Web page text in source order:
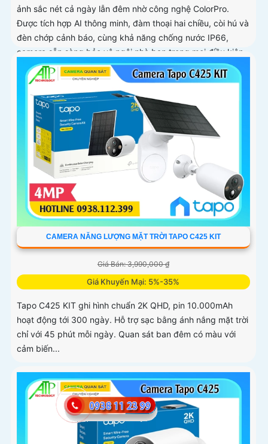
ảnh sắc nét cả ngày lẫn đêm nhờ công nghệ ColorPro.
Được tích hợp AI thông minh, đàm thoại hai chiều, còi hú và
đèn chớp cảnh báo, cùng khả năng chống nước IP66,
camera sẵn sàng bảo vệ ngôi nhà bạn trong mọi điều kiện
thời tiết
CAMERA NĂNG LƯỢNG MẶT TRỜI TAPO C425 KIT
Giá Bán: 3,990,000 ₫
Giá Khuyến Mại: 5%-35%
Tapo C425 KIT ghi hình chuẩn 2K QHD, pin 10.000mAh
hoạt động tới 300 ngày. Hỗ trợ sạc bằng ánh nắng mặt trời
chỉ với 45 phút mỗi ngày. Quan sát ban đêm có màu với
cảm biến...